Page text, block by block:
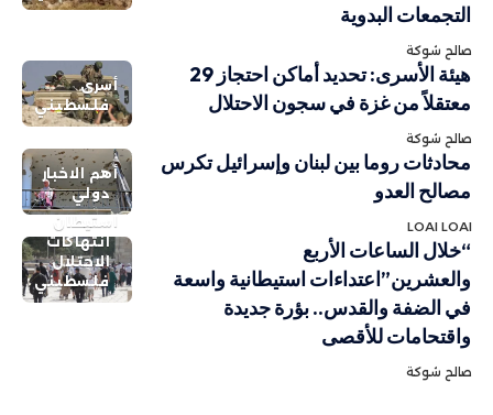
التجمعات البدوية
صالح شوكة
أسرى
فلسطيني
هيئة الأسرى: تحديد أماكن احتجاز 29
معتقلاً من غزة في سجون الاحتلال
صالح شوكة
أهم الاخبار
دولي
محادثات روما بين لبنان وإسرائيل تكرس
مصالح العدو
LOAI LOAI
استيطان
انتهاكات
الاحتلال
فلسطيني
“خلال الساعات الأربع
والعشرين”اعتداءات استيطانية واسعة
في الضفة والقدس.. بؤرة جديدة
واقتحامات للأقصى
صالح شوكة